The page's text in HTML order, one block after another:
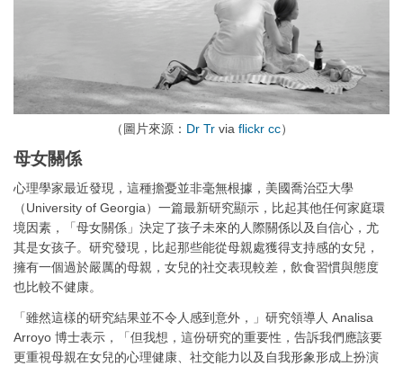
（圖片來源： Dr Trvia flickr cc）
母女關係
心理學家最近發現，這種擔憂並非毫無根據，美國喬治亞大學
（University of Georgia）一篇最新研究顯示，比起其他任何家庭環
境因素，「母女關係」決定了孩子未來的人際關係以及自信心，尤
其是女孩子。研究發現，比起那些能從母親處獲得支持感的女兒，
擁有一個過於嚴厲的母親，女兒的社交表現較差，飲食習慣與態度
也比較不健康。
「雖然這樣的研究結果並不令人感到意外，」研究領導人 Analisa
Arroyo 博士表示，「但我想，這份研究的重要性，告訴我們應該要
更重視母親在女兒的心理健康、社交能力以及自我形象形成上扮演